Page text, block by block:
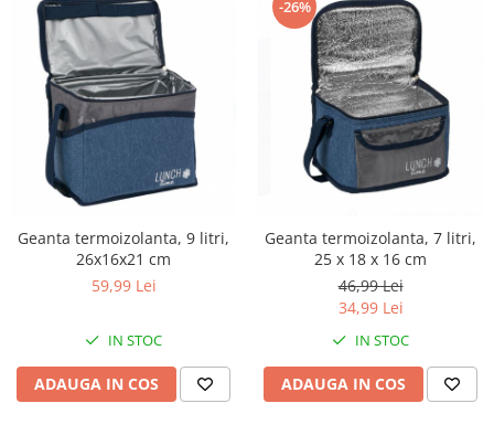
Geanta termoizolanta, 9 litri,
26x16x21 cm
59,99 Lei
IN STOC
ADAUGA IN COS
-26%
Geanta termoizolanta, 7 litri,
25 x 18 x 16 cm
46,99 Lei
34,99 Lei
IN STOC
ADAUGA IN COS